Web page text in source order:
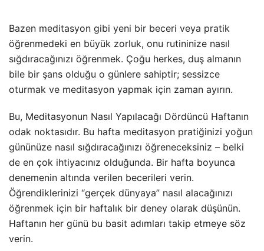
Bazen meditasyon gibi yeni bir beceri veya pratik
öğrenmedeki en büyük zorluk, onu rutininize nasıl
sığdıracağınızı öğrenmek. Çoğu herkes, duş almanın
bile bir şans olduğu o günlere sahiptir; sessizce
oturmak ve meditasyon yapmak için zaman ayırın.
Bu, Meditasyonun Nasıl Yapılacağı Dördüncü Haftanın
odak noktasıdır. Bu hafta meditasyon pratiğinizi yoğun
gününüze nasıl sığdıracağınızı öğreneceksiniz – belki
de en çok ihtiyacınız olduğunda. Bir hafta boyunca
denemenin altında verilen becerileri verin.
Öğrendiklerinizi “gerçek dünyaya” nasıl alacağınızı
öğrenmek için bir haftalık bir deney olarak düşünün.
Haftanın her günü bu basit adımları takip etmeye söz
verin.